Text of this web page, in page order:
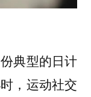
典型的日计
，运动社交